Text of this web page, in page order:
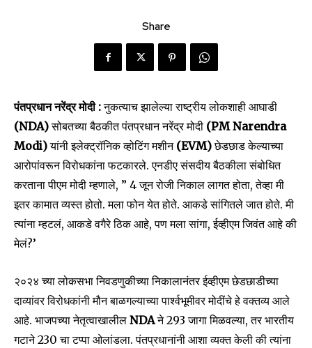
Share
पंतप्रधान नरेंद्र मोदी :नुकत्याच झालेल्या राष्ट्रीय लोकशाही आघाडी
(NDA)सोबतच्या बैठकीत पंतप्रधान नरेंद्र मोदी (PM Narendra
Modi)यांनी इलेक्ट्रॉनिक व्होटिंग मशीन (EVM)छेडछाड केल्याच्या
आरोपांवरून विरोधकांना फटकारले. एनडीए संसदीय बैठकीला संबोधित
करताना पीएम मोदी म्हणाले, ” 4 जून रोजी निकाल लागत होता, तेव्हा मी
इतर कामात व्यस्त होतो. मला फोन येत होते. आकडे सांगितले जात होते. मी
त्यांना म्हटलं, आकडे वगैरे ठिक आहे, पण मला सांगा, ईव्हीएम जिवंत आहे की
मेलं?’
२०२४ च्या लोकसभा निवडणुकीच्या निकालानंतर ईव्हीएम छेडछाडीच्या
दाव्यांवर विरोधकांनी मौन बाळगल्याच्या पार्श्वभूमीवर मोदींचे हे वक्तव्य आले
आहे. भाजपच्या नेतृत्वाखालील NDAने 293 जागा मिळवल्या, तर भारतीय
गटाने 230 चा टप्पा ओलांडला. पंतप्रधानांनी आशा व्यक्त केली की त्यांना